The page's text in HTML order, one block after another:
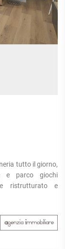
tutto il giorno,
e parco giochi
ristrutturato e